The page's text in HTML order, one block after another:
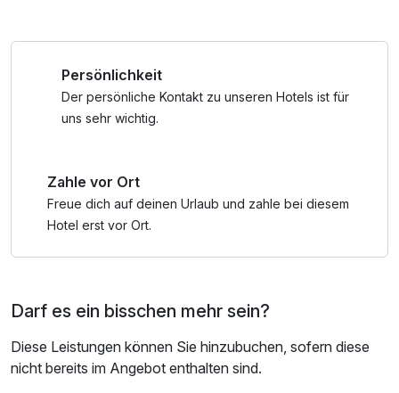
Persönlichkeit
Der persönliche Kontakt zu unseren Hotels ist für
uns sehr wichtig.
Zahle vor Ort
Freue dich auf deinen Urlaub und zahle bei diesem
Hotel erst vor Ort.
Darf es ein bisschen mehr sein?
Diese Leistungen können Sie hinzubuchen, sofern diese
nicht bereits im Angebot enthalten sind.